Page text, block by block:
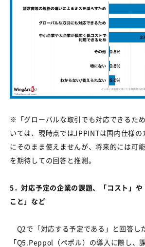
※「グローバルな取引でも対応できるた
いては、現時点ではJPPINTは国内仕様の
にそのまま使えませんが、将来的には可
を期待しての回答と推測。
5．対応予定の企業の課題、「コスト」
こと」など
Q2で「対応する予定である」と回答し
「Q5.Peppol （ペポル）の導入に際し、